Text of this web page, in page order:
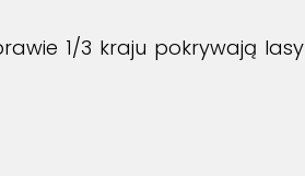
1/3 kraju pokrywają lasy